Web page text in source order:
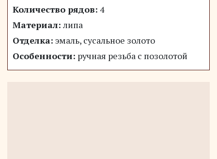
Количество рядов: 4
Материал: липа
Отделка: эмаль, сусальное золото
Особенности: ручная резьба с позолотой